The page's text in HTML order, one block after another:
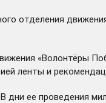
отделения
«Волонтёры
ленты и
дни ее проведения